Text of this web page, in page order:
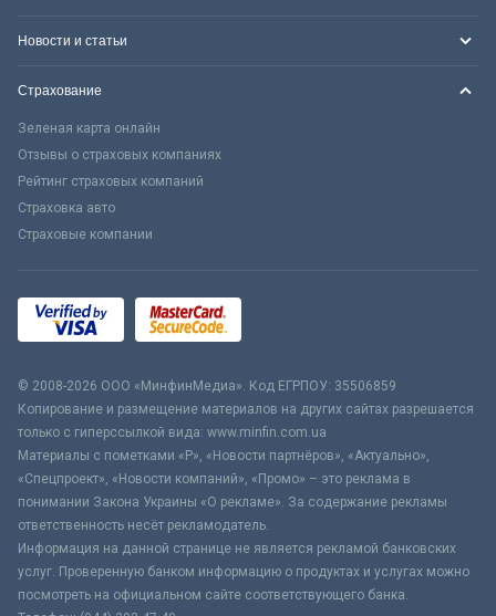
Новости и статьи
Страхование
Зеленая карта онлайн
Отзывы о страховых компаниях
Рейтинг страховых компаний
Страховка авто
Страховые компании
© 2008-2026 ООО «МинфинМедиа». Код ЕГРПОУ: 35506859
Копирование и размещение материалов на других сайтах разрешается
только с гиперссылкой вида: www.minfin.com.ua
Материалы с пометками «Р», «Новости партнёров», «Актуально»,
«Спецпроект», «Новости компаний», «Промо» – это реклама в
понимании Закона Украины «О рекламе». За содержание рекламы
ответственность несёт рекламодатель.
Информация на данной странице не является рекламой банковских
услуг. Проверенную банком информацию о продуктах и услугах можно
посмотреть на официальном сайте соответствующего банка.